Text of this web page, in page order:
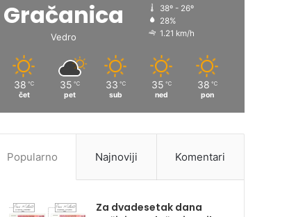
Gračanica
Vedro
38º - 26º
28%
1.21 km/h
38 ℃
čet
35 ℃
pet
33 ℃
sub
35 ℃
ned
38 ℃
pon
Popularno Najnoviji Komentari
Za dvadesetak dana